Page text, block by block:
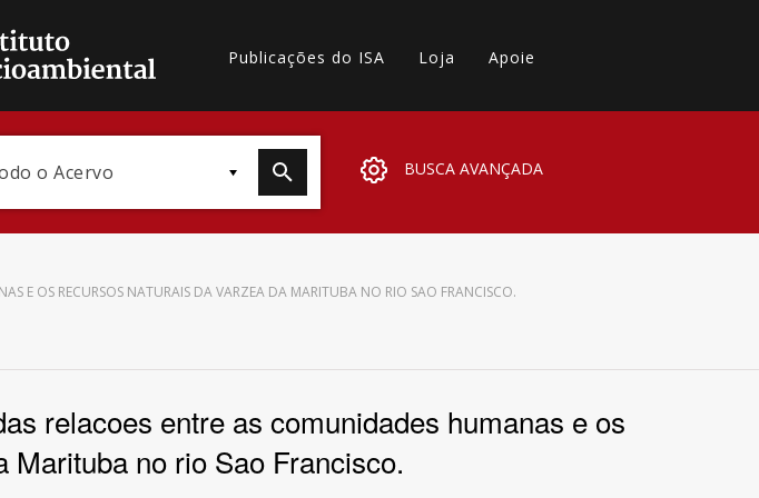
Publicações do ISA Loja Apoie
o Acervo BUSCA AVANÇADA
Bioma / Bacia
E OS RECURSOS NATURAIS DA VARZEA DA MARITUBA NO RIO SAO FRANCISCO.
relacoes entre as comunidades humanas e os
no rio Sao Francisco.